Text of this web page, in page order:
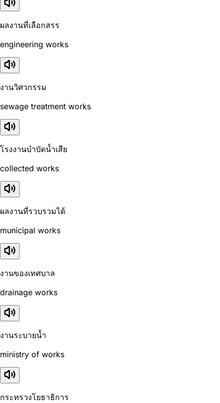
ผลงานที่เลือกสรร
engineering works
งานวิศวกรรม
sewage treatment works
โรงงานบำบัดน้ำเสีย
collected works
ผลงานที่รวบรวมได้
municipal works
งานของเทศบาล
drainage works
งานระบายน้ำ
ministry of works
กระทรวงโยธาธิการ